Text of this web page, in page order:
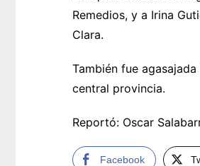
Remedios, y a Irina
Clara.
También fue
central provincia.
Reportó: Oscar
Facebook